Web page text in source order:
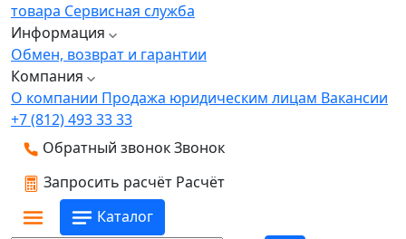
товара Сервисная служба
Информация
Обмен, возврат и гарантии
Компания
О компании Продажа юридическим лицам Вакансии
+7 (812) 493 33 33
Обратный звонокЗвонок
Запросить расчёт Расчёт
Каталог